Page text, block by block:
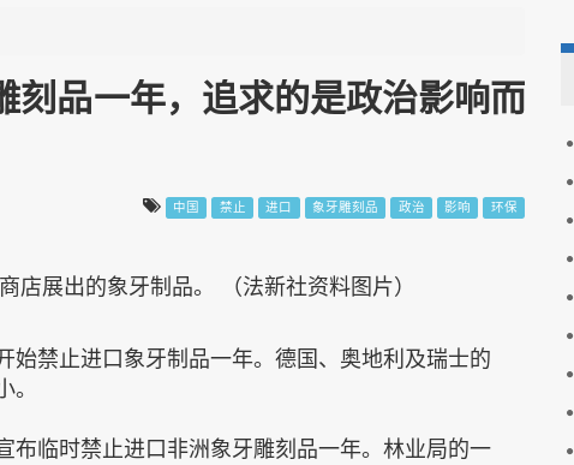
刻品一年，追求的是政治影响而
中国 禁止 进口 象牙雕刻品 政治 影响 环保
店展出的象牙制品。 （法新社资料图片）
始禁止进口象牙制品一年。德国、奥地利及瑞士的
布临时禁止进口非洲象牙雕刻品一年。林业局的一